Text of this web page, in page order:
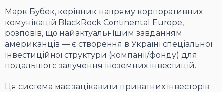
Марк Бубек, керівник напряму корпоративних
комунікацій BlackRock Continental Europe,
розповів, що найактуальнішим завданням
американців — є створення в Україні спеціальної
інвестиційної структури (компанії/фонду) для
подальшого залучення іноземних інвестицій.
Ця система має зацікавити приватних інвесторів